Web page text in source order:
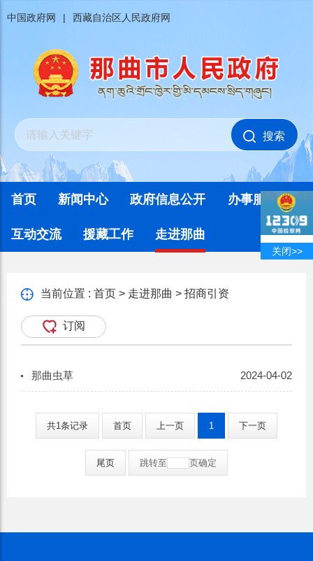
中国政府网 | 西藏自治区人民政府网
搜索
首页 新闻中心 政府信息公开 办事服务
互动交流 援藏工作 走进那曲
当前位置 : 首页 > 走进那曲 > 招商引资
订阅
那曲虫草 2024-04-02
共1条记录 首页 上一页 1 下一页
尾页 跳转至 页确定
关闭>>